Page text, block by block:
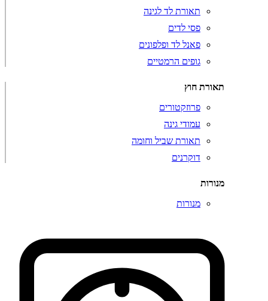
תאורת לד לגינה
פסי לדים
פאנל לד ופלפונים
גופים הרמטיים
תאורת חוץ
פרוזקטורים
עמודי גינה
תאורת שביל וחומה
דוקרנים
מנורות
מנורות